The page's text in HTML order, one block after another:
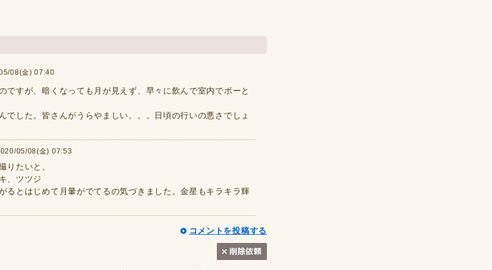
08(金) 07:40
ですが、暗くなっても月が見えず、早々に飲んで室内でボーと
でした。皆さんがうらやましい。。。日頃の行いの悪さでしょ
05/08(金) 07:53
りたいと、
、ツツジ
るとはじめて月暈がでてるの気づきました。金星もキラキラ輝
コメントを投稿する